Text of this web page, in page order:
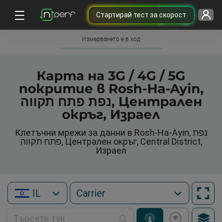
Cтартирай тест за скорост
Измерването е в ход
Карта на 3G / 4G / 5G
покритие в Rosh-Ha-Ayin,
נפת פתח תקווה, Централен
окръг, Израел
Клетъчни мрежи за данни в Rosh-Ha-Ayin, נפת
פתח תקווה, Централен окръг, Central District,
Израел
IL